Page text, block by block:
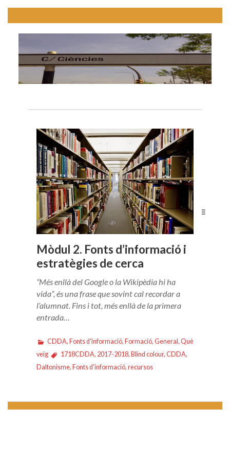
Mòdul 2. Fonts d’informació i
estratègies de cerca
“Més enllà del Google o la Wikipèdia hi ha
vida”, és una frase que sovint cal recordar a
l’alumnat. Fins i tot, més enllà de la primera
entrada…
CDDA, Fonts d'informació, Formació, General, Què
veig
1718CDDA, 2017-2018, Blind colour, CDDA,
Daltonisme, Fonts d'informació, recursos